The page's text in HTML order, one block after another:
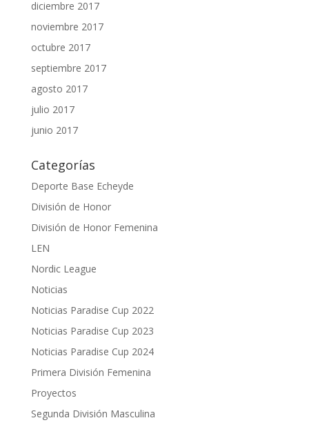
diciembre 2017
noviembre 2017
octubre 2017
septiembre 2017
agosto 2017
julio 2017
junio 2017
Categorías
Deporte Base Echeyde
División de Honor
División de Honor Femenina
LEN
Nordic League
Noticias
Noticias Paradise Cup 2022
Noticias Paradise Cup 2023
Noticias Paradise Cup 2024
Primera División Femenina
Proyectos
Segunda División Masculina